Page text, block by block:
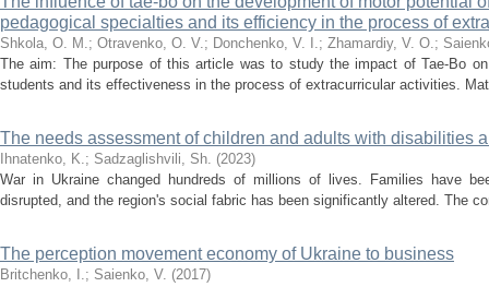
pedagogical specialties and its efficiency in the process of
Shkola, O. M.; Otravenko, O. V.; Donchenko, V. I.; Zhamardiy, V. O.;
The aim: The purpose of this article was to study the impact of Tae-Bo
students and its effectiveness in the process of extracurricular activities.
The needs assessment of children and adults with disabilities
Ihnatenko, K.; Sadzaglishvili, Sh. (2023)
War in Ukraine changed hundreds of millions of lives. Families have
disrupted, and the region's social fabric has been significantly altered. The
The perception movement economy of Ukraine to business
Britchenko, I.; Saienko, V. (2017)